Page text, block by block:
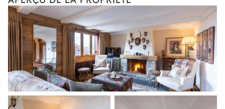
Attenante
Douche
WC
Vasque simple
Chambre 2